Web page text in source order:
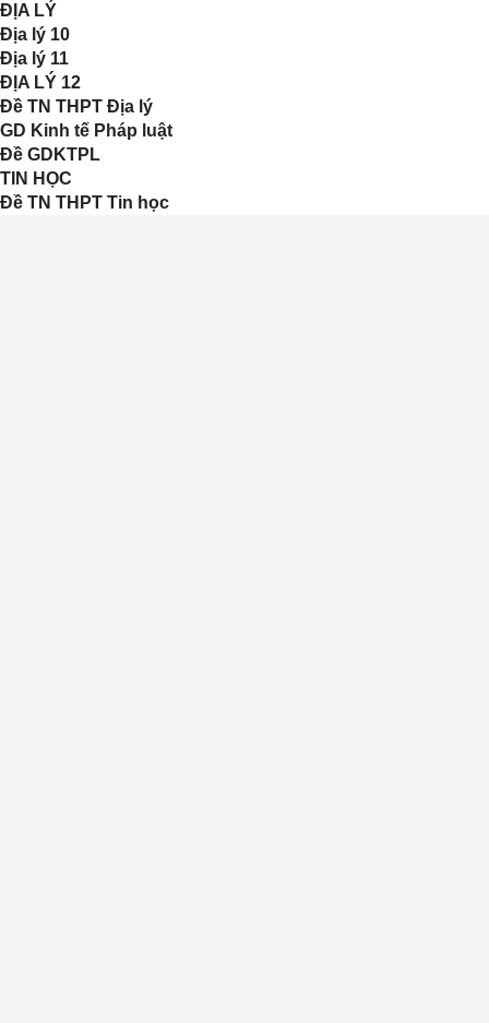
ĐỊA LÝ
Địa lý 10
Địa lý 11
ĐỊA LÝ 12
Đề TN THPT Địa lý
GD Kinh tế Pháp luật
Đề GDKTPL
TIN HỌC
Đề TN THPT Tin học